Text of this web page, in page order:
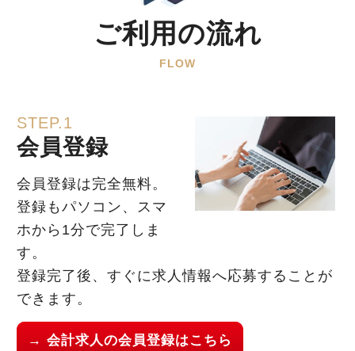
ご利用の流れ
FLOW
STEP.1
会員登録
会員登録は完全無料。
登録もパソコン、スマ
ホから1分で完了しま
す。
登録完了後、すぐに求人情報へ応募することが
できます。
→ 会計求人の会員登録はこちら